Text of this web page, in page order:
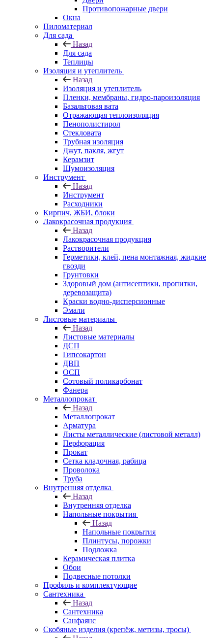
Противопожарные двери
Окна
Пиломатериал
Для сада
Назад
Для сада
Теплицы
Изоляция и утеплитель
Назад
Изоляция и утеплитель
Пленки, мембраны, гидро-пароизоляция
Базальтовая вата
Отражающая теплоизоляция
Пенополистирол
Стекловата
Трубная изоляция
Джут, пакля, жгут
Керамзит
Шумоизоляция
Инструмент
Назад
Инструмент
Расходники
Кирпич, ЖБИ, блоки
Лакокрасочная продукция
Назад
Лакокрасочная продукция
Растворители
Герметики, клей, пена монтажная, жидкие
гвозди
Грунтовки
Здоровый дом (антисептики, пропитки,
деревозащита)
Краски водно-дисперсионные
Эмали
Листовые материалы
Назад
Листовые материалы
ДСП
Гипсокартон
ДВП
ОСП
Сотовый поликарбонат
Фанера
Металлопрокат
Назад
Металлопрокат
Арматура
Листы металлические (листовой металл)
Перфорация
Прокат
Сетка кладочная, рабица
Проволока
Труба
Внутренняя отделка
Назад
Внутренняя отделка
Напольные покрытия
Назад
Напольные покрытия
Плинтусы, порожки
Подложка
Керамическая плитка
Обои
Подвесные потолки
Профиль и комплектующие
Сантехника
Назад
Сантехника
Санфаянс
Скобяные изделия (крепёж, метизы, тросы)